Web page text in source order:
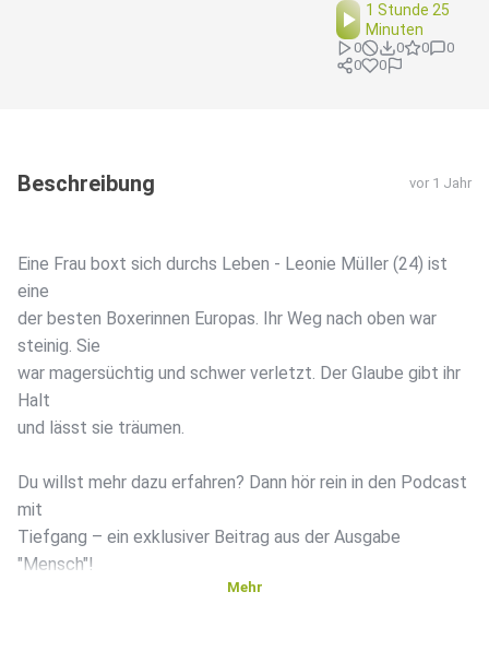
1 Stunde 25
Minuten
0 0 0
0
0
0
Beschreibung vor 1 Jahr
Eine Frau boxt sich durchs Leben - Leonie Müller (24) ist
eine
der besten Boxerinnen Europas. Ihr Weg nach oben war
steinig. Sie
war magersüchtig und schwer verletzt. Der Glaube gibt ihr
Halt
und lässt sie träumen.
Du willst mehr dazu erfahren? Dann hör rein in den Podcast
mit
Tiefgang – ein exklusiver Beitrag aus der Ausgabe
"Mensch"!
Mehr